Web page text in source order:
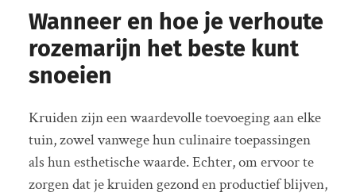
Wanneer en hoe je verhoute
rozemarijn het beste kunt
snoeien
Kruiden zijn een waardevolle toevoeging aan elke
tuin, zowel vanwege hun culinaire toepassingen
als hun esthetische waarde. Echter, om ervoor te
zorgen dat je kruiden gezond en productief blijven,